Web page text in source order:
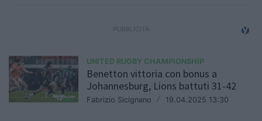
UNITED RUGBY CHAMPIONSHIP
Benetton vittoria con bonus a
Johannesburg, Lions battuti 31-42
Fabrizio Sicignano / 19.04.2025 13:30